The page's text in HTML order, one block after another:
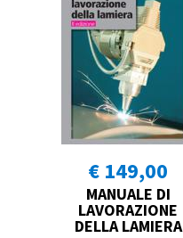
€ 149,00
MANUALE DI
LAVORAZIONE
DELLA LAMIERA